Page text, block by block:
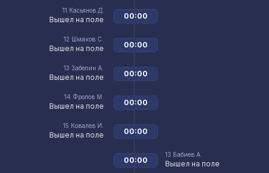
11 Касьянов Д.
Вышел на поле 00:00
12 Шмаков С.
Вышел на поле 00:00
13 Забелин А.
Вышел на поле 00:00
14 Фролов М.
Вышел на поле 00:00
15 Ковалев И.
Вышел на поле 00:00
13 Бабиев А.
Вышел на поле
00:00